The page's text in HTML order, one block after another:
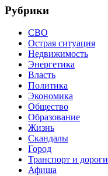
Рубрики
СВО
Острая ситуация
Недвижимость
Энергетика
Власть
Политика
Экономика
Общество
Образование
Жизнь
Скандалы
Город
Транспорт и дороги
Афиша